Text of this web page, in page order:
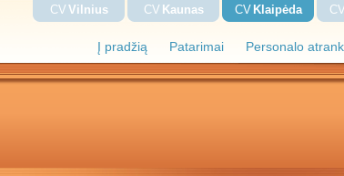
Į pradžią Patarimai Personalo
CV Vilnius CV Kaunas CV Klaipėda CV